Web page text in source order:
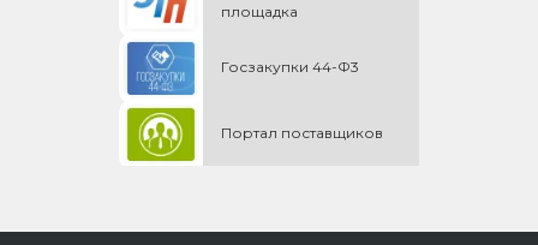
площадка
Госзакупки 44-Ф3
Портал поставщиков